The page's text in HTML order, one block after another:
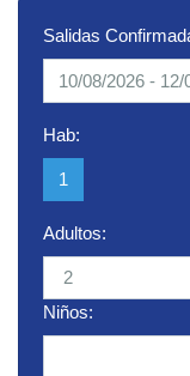
Salidas
Hab:
1
Adultos:
Niños: